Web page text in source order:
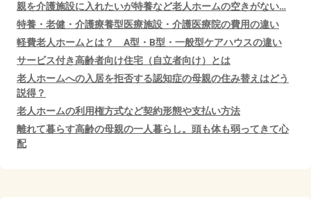
親を介護施設に入れたいが特養など老人ホームの空きがない…
特養・老健・介護療養型医療施設・介護医療院の費用の違い
軽費老人ホームとは？ A型・B型・一般型ケアハウスの違い
サービス付き高齢者向け住宅（自立者向け）とは
老人ホームへの入居を拒否する認知症の母親の住み替えはどう
説得？
老人ホームの利用権方式など契約形態や支払い方法
離れて暮らす高齢の母親の一人暮らし。頭も体も弱ってきて心
配